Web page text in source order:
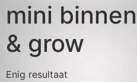
mini
& grow
Enig resultaat